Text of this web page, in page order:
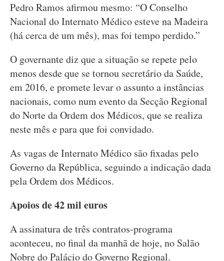
Pedro Ramos afirmou mesmo: “O Conselho
Nacional do Internato Médico esteve na Madeira
(há cerca de um mês), mas foi tempo perdido.”
O governante diz que a situação se repete pelo
menos desde que se tornou secretário da Saúde,
em 2016, e promete levar o assunto a instâncias
nacionais, como num evento da Secção Regional
do Norte da Ordem dos Médicos, que se realiza
neste mês e para que foi convidado.
As vagas de Internato Médico são fixadas pelo
Governo da República, seguindo a indicação dada
pela Ordem dos Médicos.
Apoios de 42 mil euros
A assinatura de três contratos-programa
aconteceu, no final da manhã de hoje, no Salão
Nobre do Palácio do Governo Regional.